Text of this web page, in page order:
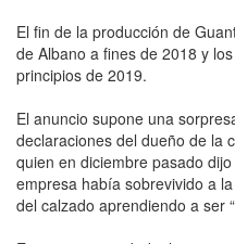
El fin de la producción de
de Albano a fines de 2018 y
principios de 2019.
El anuncio supone una
declaraciones del dueño de la
quien en diciembre pasado
empresa había sobrevivido a
del calzado aprendiendo a ser